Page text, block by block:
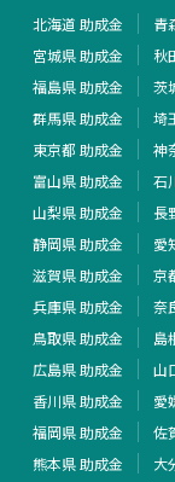
北海道 助成金 青
宮城県 助成金
秋
福島県 助成金
茨
群馬県 助成金
埼
東京都 助成金
神
富山県 助成金
石
山梨県 助成金
長
静岡県 助成金
愛
滋賀県 助成金
京
兵庫県 助成金
奈
鳥取県 助成金
島
広島県 助成金
山
香川県 助成金
愛
福岡県 助成金
佐
熊本県 助成金
大